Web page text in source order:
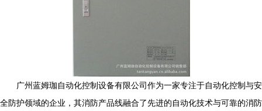
广州蓝姆珈自动化控制设备有限公司作为一家专注于自动化控制与安
全防护领域的企业，其消防产品线融合了先进的自动化技术与可靠的消防